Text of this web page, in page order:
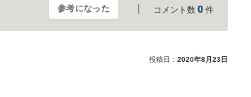
参考になった コメント数 0 件
投稿日： 2020年8月23日